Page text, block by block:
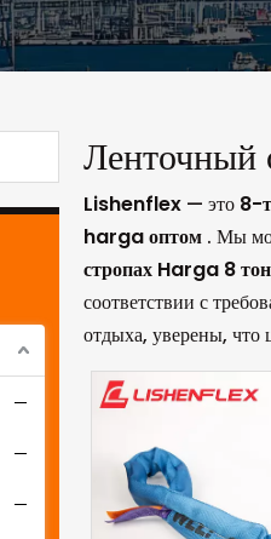
Lishenflex — это 8-
harga оптом . Мы
стропах Harga 8
соответствии с
отдыха, уверены, что